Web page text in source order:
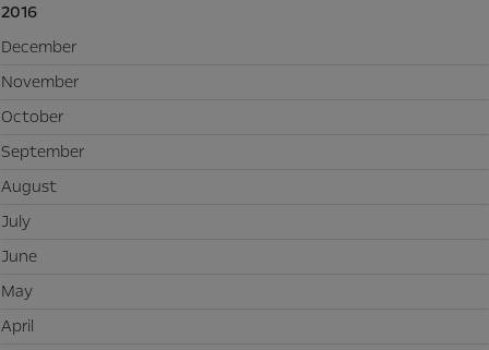
2016
December
November
October
September
August
July
June
May
April